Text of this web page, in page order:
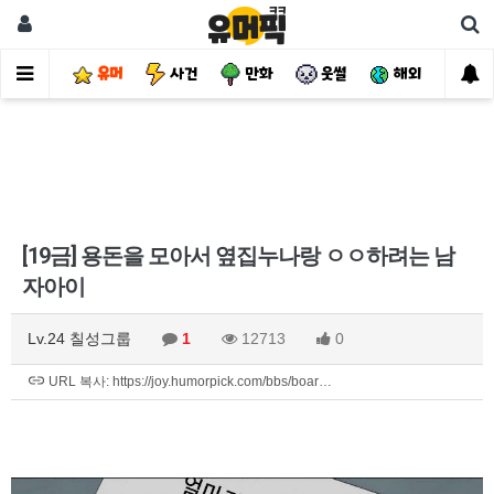
유머 사건 만화 웃썰 해외 핫
[19금] 용돈을 모아서 옆집누나랑 ㅇㅇ하려는 남
자아이
Lv.24 칠성그룹 1 12713 0
URL 복사: https://joy.humorpick.com/bbs/boar…